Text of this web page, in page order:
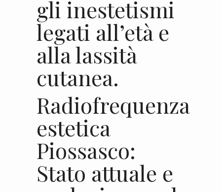
gli inestetismi
legati all’età e
alla lassità
cutanea.
Radiofrequenza
estetica
Piossasco:
Stato attuale e